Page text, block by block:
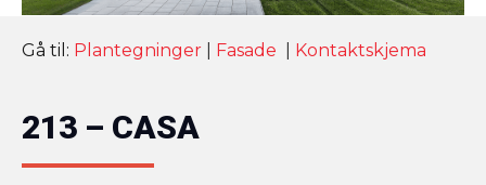
Gå til: Plantegninger Fasade Kontaktskjema
213 – CASA